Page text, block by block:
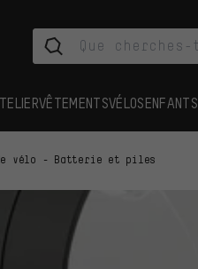
VÊTEMENTSVÉLOSENFANTS
de vélo - Batterie et piles